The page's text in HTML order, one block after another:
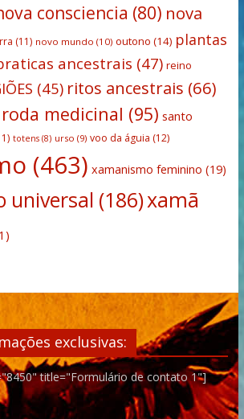
consciencia (80) nova
(11) novo mundo (10) outono (14) plantas
ancestrais (47) reino
(45) ritos ancestrais (66)
roda medicinal (95) santo
totens(8) urso (9) voo da águia (12)
(463) xamanismo feminino (19)
universal (186)xamã
exclusivas:
title="Formulário de contato 1"]